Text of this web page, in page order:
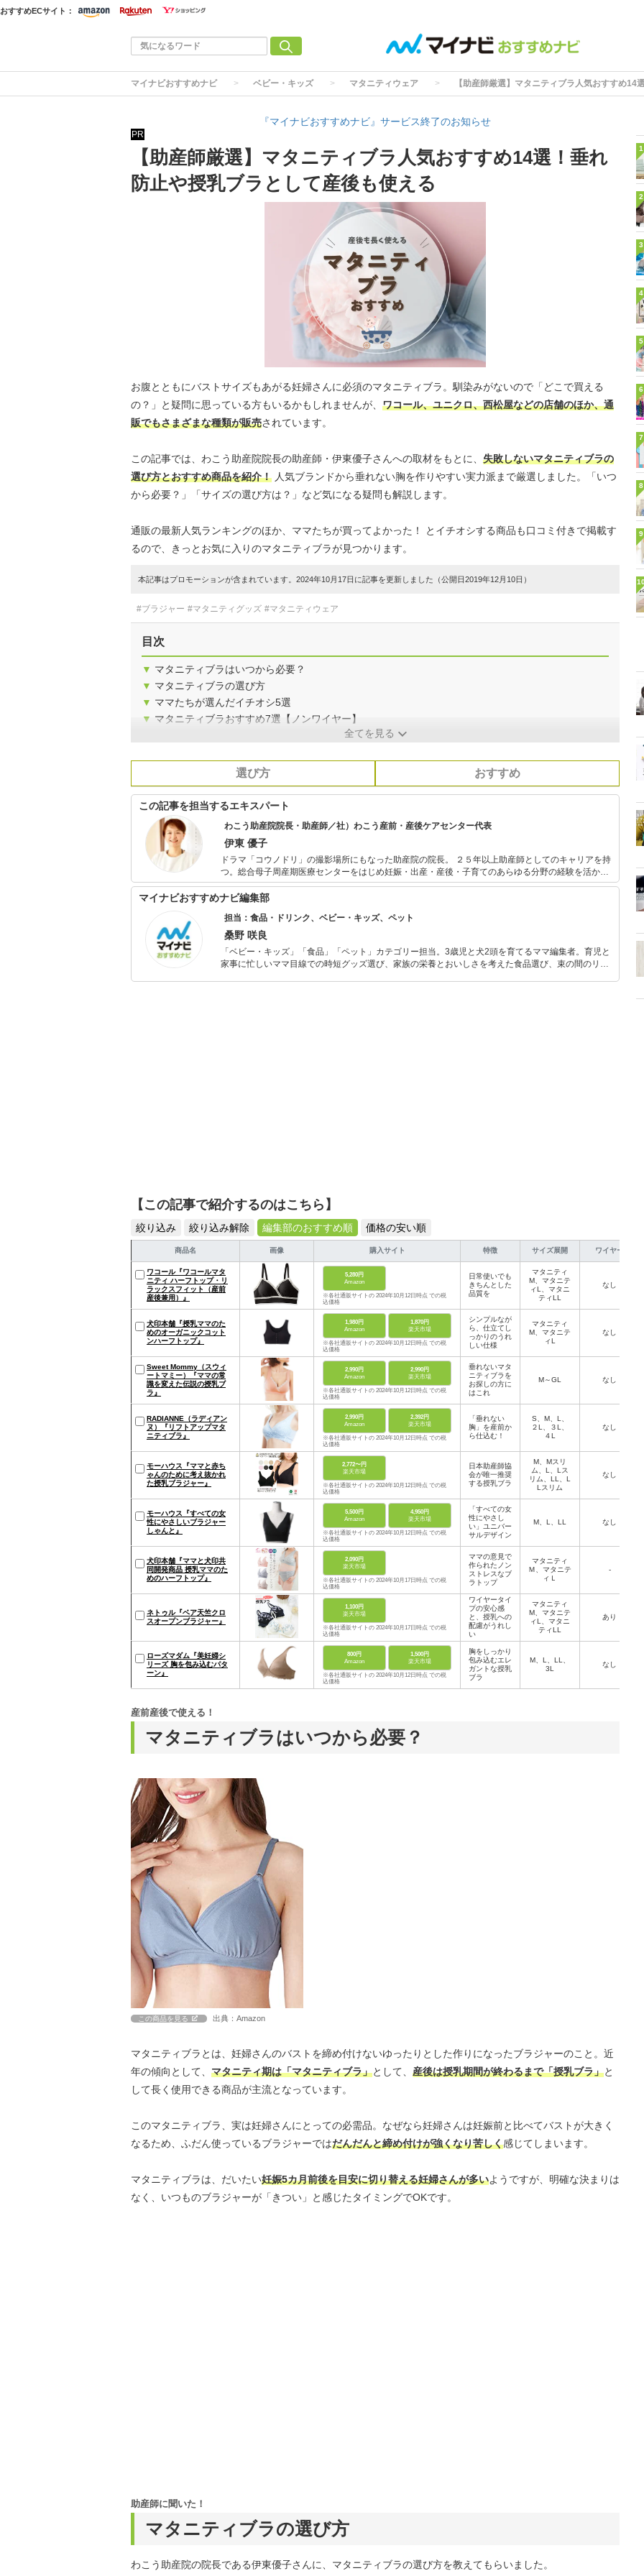
おすすめECサイト：
マイナビおすすめナビ ベビー・キッズ マタニティウェア 【助産師厳選】マタニティブラ人気おすすめ
『マイナビおすすめナビ』サービス終了のお知らせ
PR
【助産師厳選】マタニティブラ人気おすすめ14選！垂れ
防止や授乳ブラとして産後も使える
お腹とともにバストサイズもあがる妊婦さんに必須のマタニティブラ。馴染みがないので「どこで買える
の？」と疑問に思っている方もいるかもしれませんが、 ワコール、ユニクロ、西松屋などの店舗のほか、通
販でもさまざまな種類が販売されています。
この記事では、わこう助産院院長の助産師・伊東優子さんへの取材をもとに、 失敗しないマタニティブラの
選び方とおすすめ商品を紹介！ 人気ブランドから垂れない胸を作りやすい実力派まで厳選しました。「いつ
から必要？」「サイズの選び方は？」など気になる疑問も解説します。
通販の最新人気ランキングのほか、ママたちが買ってよかった！ とイチオシする商品も口コミ付きで掲載す
るので、きっとお気に入りのマタニティブラが見つかります。
本記事はプロモーションが含まれています。2024年10月17日に記事を更新しました（公開日2019年12月10日）
#ブラジャー #マタニティグッズ #マタニティウェア
目次
▼ マタニティブラはいつから必要？
▼ マタニティブラの選び方
▼ ママたちが選んだイチオシ5選
▼ マタニティブラおすすめ7選【ノンワイヤー】
全てを見る
選び方 おすすめ
この記事を担当するエキスパート
わこう助産院院長・助産師／社）わこう産前・産後ケアセンター代表
伊東 優子
ドラマ「コウノドリ」の撮影場所にもなった助産院の院長。 ２５年以上助産師としてのキャリアを持
つ。総合母子周産期医療センターをはじめ妊娠・出産・産後・子育てのあらゆる分野の経験を活かし
2011年より助産院を開業。 2015年 内閣総理大臣、厚生労働大臣の視察される産前・産後ケアのモ
デル施設。 「安産ごはん160」監修
マイナビおすすめナビ編集部
担当：食品・ドリンク、ベビー・キッズ、ペット
桑野 咲良
「ベビー・キッズ」「食品」「ペット」カテゴリー担当。3歳児と犬2頭を育てるママ編集者。育児と
家事に忙しいママ目線での時短グッズ選び、家族の栄養とおいしさを考えた食品選び、束の間のリラ
【この記事で紹介するのはこちら】
絞り込み 絞り込み解除 編集部のおすすめ順 価格の安い順
商品名 画像 購入サイト 特徴 サイズ展開 ワイヤー
ワコール『ワコールマタ
ニティ ハーフトップ・リ
ラックスフィット（産前
産後兼用）』
5,280円
Amazon
※各社通販サイトの 2024年10月12日時点 での税
込価格
日常使いでも
きちんとした
品質を
マタニティ
M、マタニテ
ィL、マタニ
ティLL
なし
犬印本舗『授乳ママのた
めのオーガニックコット
ンハーフトップ』
1,980円
Amazon
1,870円
楽天市場
※各社通販サイトの 2024年10月12日時点 での税
込価格
シンプルなが
ら、仕立てし
っかりのうれ
しい仕様
マタニティ
M、マタニテ
ィL
なし
Sweet Mommy（スウィ
ートマミー）『ママの常
識を変えた伝説の授乳ブ
ラ』
2,990円
Amazon
2,990円
楽天市場
※各社通販サイトの 2024年10月12日時点 での税
込価格
垂れないマタ
ニティブラを
お探しの方に
はこれ
M～GL なし
RADIANNE（ラディアン
ヌ）『リフトアップマタ
ニティブラ』
2,990円
Amazon
2,392円
楽天市場
※各社通販サイトの 2024年10月12日時点 での税
込価格
「垂れない
胸」を産前か
ら仕込む！
S、M、L、
２L、３L、
４L
なし
モーハウス『ママと赤ち
ゃんのために考え抜かれ
た授乳ブラジャー』
2,772〜円
楽天市場
※各社通販サイトの 2024年10月12日時点 での税
込価格
日本助産師協
会が唯一推奨
する授乳ブラ
M、Mスリ
ム、L、Lス
リム、LL、L
Lスリム
なし
モーハウス『すべての女
性にやさしいブラジャー
しゃんと』
5,500円
Amazon
4,950円
楽天市場
※各社通販サイトの 2024年10月12日時点 での税
込価格
「すべての女
性にやさし
い」ユニバー
サルデザイン
M、L、LL なし
犬印本舗『ママと犬印共
同開発商品 授乳ママのた
めのハーフトップ』
2,090円
楽天市場
※各社通販サイトの 2024年10月17日時点 での税
込価格
ママの意見で
作られたノン
ストレスなブ
ラトップ
マタニティ
Ｍ、マタニテ
ィＬ
-
ネトゥル『ベア天竺クロ
スオープンブラジャー』
1,100円
楽天市場
※各社通販サイトの 2024年10月17日時点 での税
込価格
ワイヤータイ
プの安心感
と、授乳への
配慮がうれし
い
マタニティ
M、マタニテ
ィL、マタニ
ティLL
あり
ローズマダム『美妊婦シ
リーズ 胸を包み込むパタ
ーン』
800円
Amazon
1,500円
楽天市場
※各社通販サイトの 2024年10月12日時点 での税
込価格
胸をしっかり
包み込むエレ
ガントな授乳
ブラ
M、L、LL、
3L
なし
マタニティブラはいつから必要？
産前産後で使える！
この商品を見る 出典：Amazon
マタニティブラとは、妊婦さんのバストを締め付けないゆったりとした作りになったブラジャーのこと。近
年の傾向として、 マタニティ期は「マタニティブラ」として、 産後は授乳期間が終わるまで「授乳ブラ」と
して長く使用できる商品が主流となっています。
このマタニティブラ、実は妊婦さんにとっての必需品。なぜなら妊婦さんは妊娠前と比べてバストが大きく
なるため、ふだん使っているブラジャーではだんだんと締め付けが強くなり苦しく感じてしまいます。
マタニティブラは、だいたい妊娠5カ月前後を目安に切り替える妊婦さんが多いようですが、明確な決まりは
なく、いつものブラジャーが「きつい」と感じたタイミングでOKです。
マタニティブラの選び方
助産師に聞いた！
わこう助産院の院長である伊東優子さんに、マタニティブラの選び方を教えてもらいました。
1
2
3
4
5
6
7
8
9